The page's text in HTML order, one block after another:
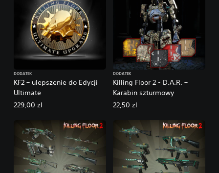
KF2 – ulepszenie do Edycji
Ultimate
DODATEK
229,00 zl
Killing Floor 2 - D.A.R. –
Karabin szturmowy
DODATEK
22,50 zl